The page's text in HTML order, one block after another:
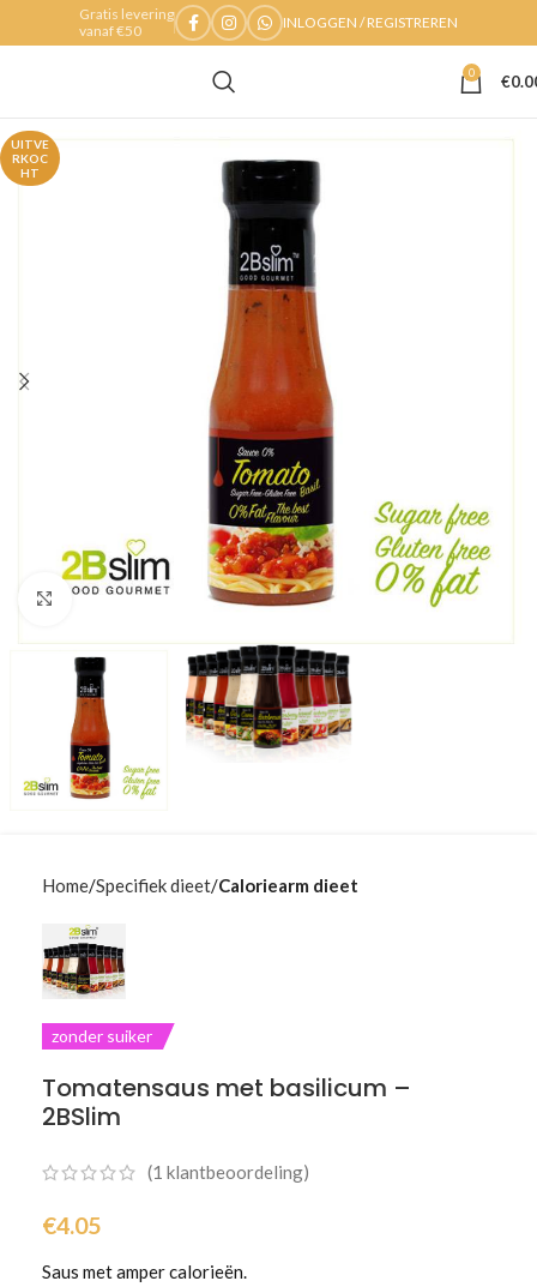
Gratis levering
vanaf €50
INLOGGEN / REGISTREREN
0 €
UITVE
RKOC
HT
Klik om te vergroten
Home Specifiek dieet Caloriearm dieet
zonder suiker
Tomatensaus met basilicum –
2BSlim
(1 klantbeoordeling)
€4.05
Saus met amper calorieën.